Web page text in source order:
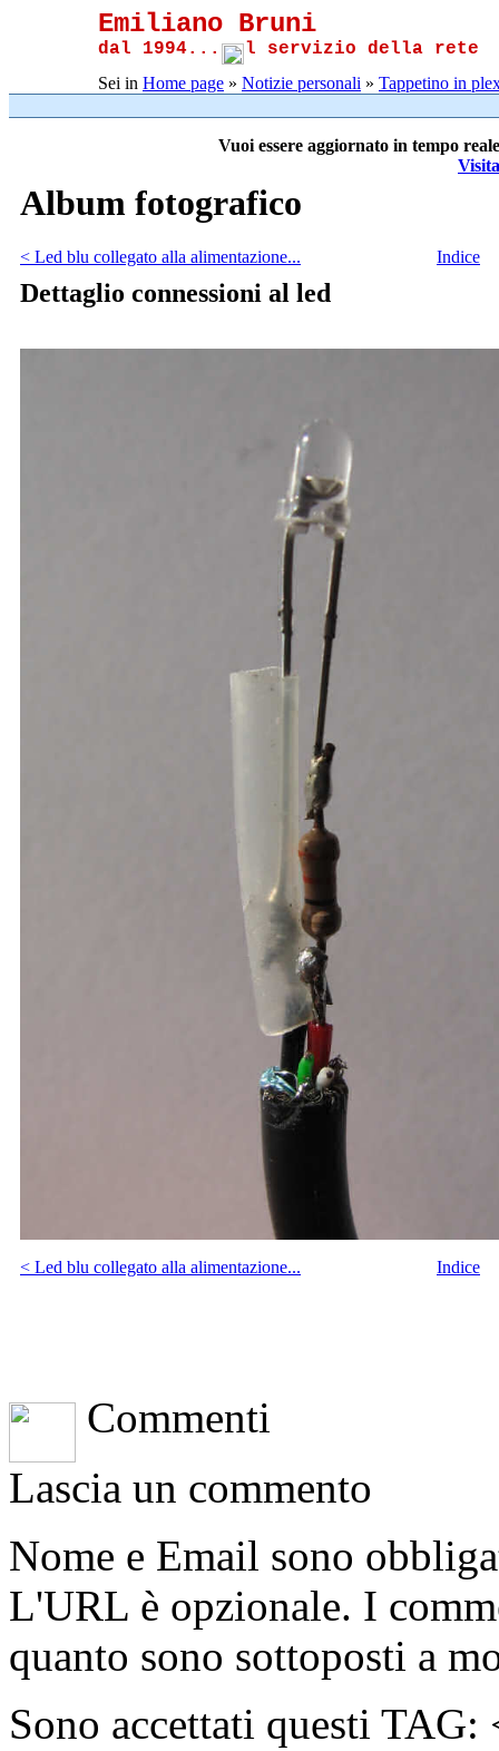
Emiliano Bruni
dal 1994... l servizio della rete
Sei in Home page » Notizie personali » Tappetino in
Vuoi essere aggiornato in tempo
Album fotografico
< Led blu collegato alla alimentazione... Indice
Dettaglio connessioni al led
< Led blu collegato alla alimentazione... Indice
Commenti
Lascia un commento
Nome e Email sono
L'URL è opzionale. I
quanto sono sottoposti a
Sono accettati questi